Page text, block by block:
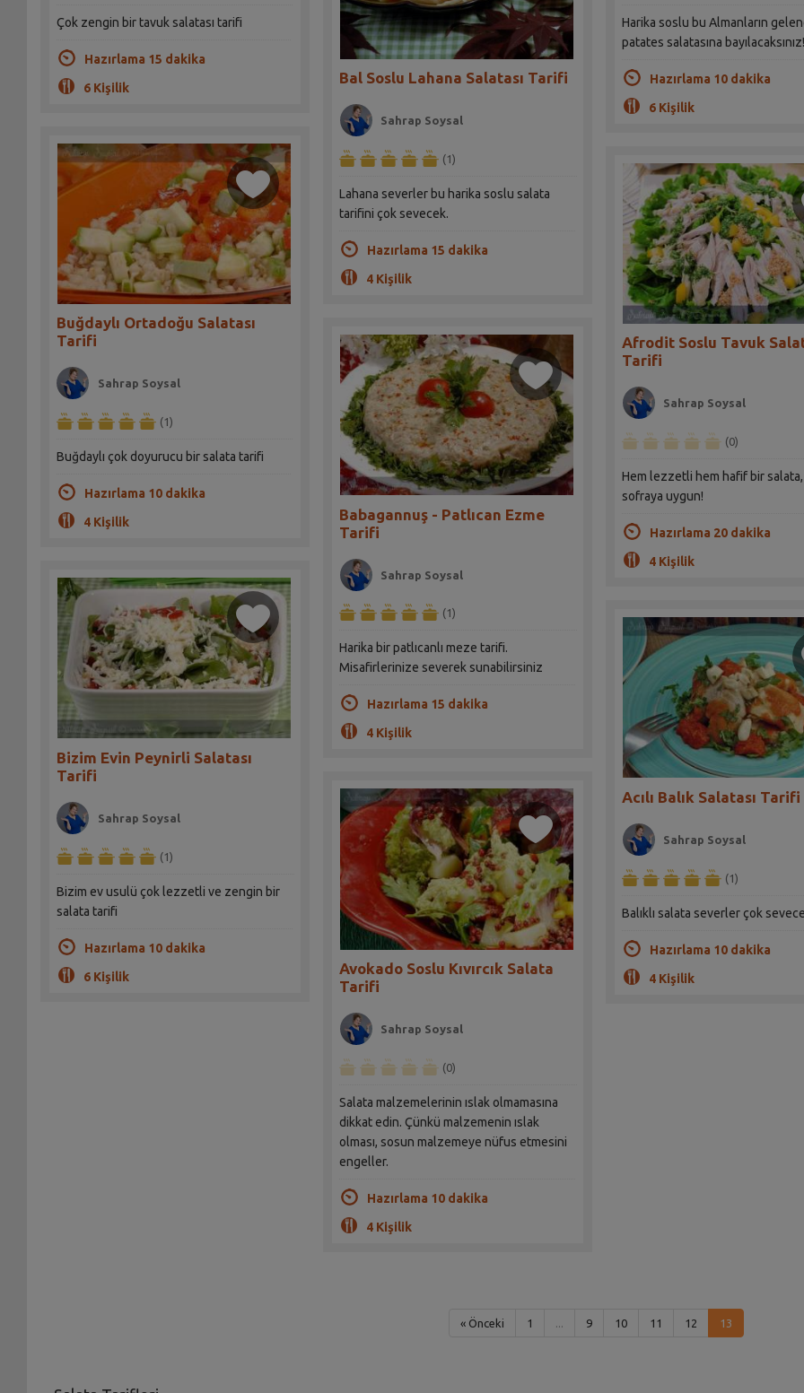
Çok zengin bir tavuk salatası tarifi
Hazırlama 15 dakika
6 Kişilik
Buğdaylı Ortadoğu Salatası
Tarifi
Sahrap Soysal
(1)
Buğdaylı çok doyurucu bir salata tarifi
Hazırlama 10 dakika
4 Kişilik
Bizim Evin Peynirli Salatası
Tarifi
Sahrap Soysal
(1)
Bizim ev usulü çok lezzetli ve zengin bir
salata tarifi
Hazırlama 10 dakika
6 Kişilik
Bal Soslu Lahana Salatası Tarifi
Sahrap Soysal
(1)
Lahana severler bu harika soslu salata
tarifini çok sevecek.
Hazırlama 15 dakika
4 Kişilik
Babagannuş - Patlıcan Ezme
Tarifi
Sahrap Soysal
(1)
Harika bir patlıcanlı meze tarifi.
Misafirlerinize severek sunabilirsiniz
Hazırlama 15 dakika
4 Kişilik
Avokado Soslu Kıvırcık Salata
Tarifi
Sahrap Soysal
(0)
Salata malzemelerinin ıslak olmamasına
dikkat edin. Çünkü malzemenin ıslak
olması, sosun malzemeye nüfus etmesini
engeller.
Hazırlama 10 dakika
4 Kişilik
Harika soslu bu Almanların
patates salatasına bayılacaksınız!
Hazırlama 10 dakika
6 Kişilik
Afrodit Soslu Tavuk
Tarifi
Sahrap Soysal
(0)
Hem lezzetli hem hafif bir
sofraya uygun!
Hazırlama 20 dakika
4 Kişilik
Acılı Balık Salatası Tarifi
Sahrap Soysal
(1)
Balıklı salata severler çok
Hazırlama 10 dakika
4 Kişilik
« Önceki 1 ... 9 10 11 12 13